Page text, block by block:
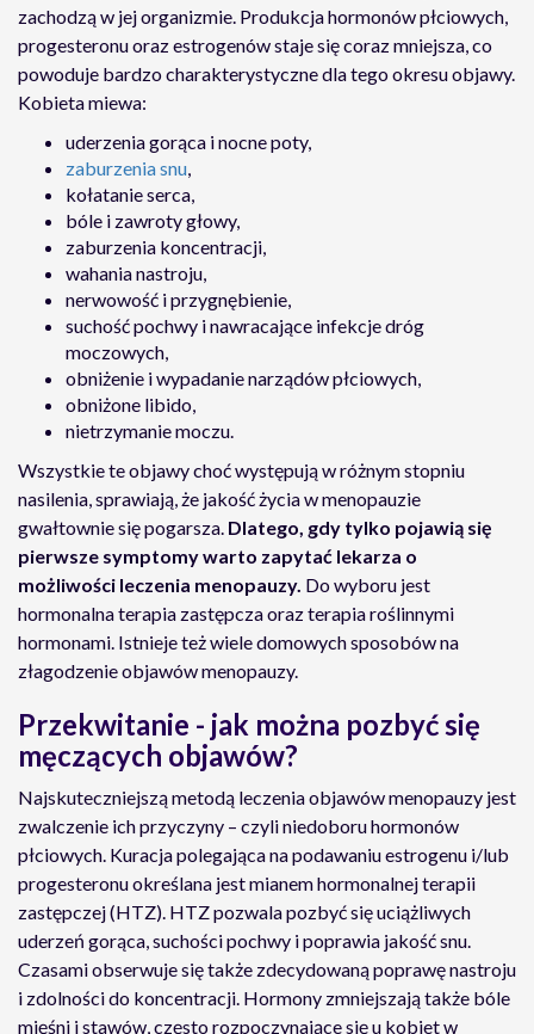
zachodzą w jej organizmie. Produkcja hormonów płciowych,
progesteronu oraz estrogenów staje się coraz mniejsza, co
powoduje bardzo charakterystyczne dla tego okresu objawy.
Kobieta miewa:
uderzenia gorąca i nocne poty,
zaburzenia snu,
kołatanie serca,
bóle i zawroty głowy,
zaburzenia koncentracji,
wahania nastroju,
nerwowość i przygnębienie,
suchość pochwy i nawracające infekcje dróg
moczowych,
obniżenie i wypadanie narządów płciowych,
obniżone libido,
nietrzymanie moczu.
Wszystkie te objawy choć występują w różnym stopniu
nasilenia, sprawiają, że jakość życia w menopauzie
gwałtownie się pogarsza. Dlatego, gdy tylko pojawią się
pierwsze symptomy warto zapytać lekarza o
możliwości leczenia menopauzy. Do wyboru jest
hormonalna terapia zastępcza oraz terapia roślinnymi
hormonami. Istnieje też wiele domowych sposobów na
złagodzenie objawów menopauzy.
Przekwitanie - jak można pozbyć się
męczących objawów?
Najskuteczniejszą metodą leczenia objawów menopauzy jest
zwalczenie ich przyczyny – czyli niedoboru hormonów
płciowych. Kuracja polegająca na podawaniu estrogenu i/lub
progesteronu określana jest mianem hormonalnej terapii
zastępczej (HTZ). HTZ pozwala pozbyć się uciążliwych
uderzeń gorąca, suchości pochwy i poprawia jakość snu.
Czasami obserwuje się także zdecydowaną poprawę nastroju
i zdolności do koncentracji. Hormony zmniejszają także bóle
mięśni i stawów, często rozpoczynające się u kobiet w